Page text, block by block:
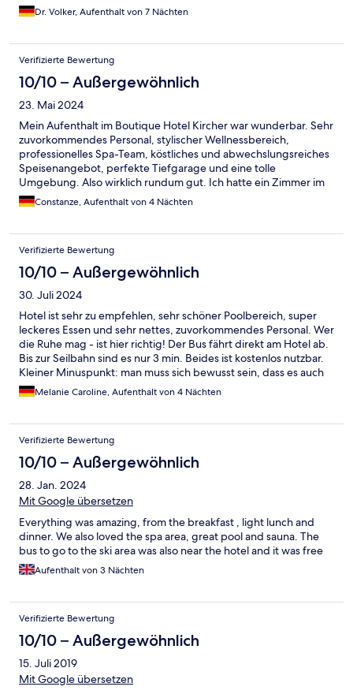
Dr. Volker, Aufenthalt von 7 Nächten
Verifizierte Bewertung
10/10 – Außergewöhnlich
23. Mai 2024
Mein Aufenthalt im Boutique Hotel Kircher war wunderbar. Sehr
zuvorkommendes Personal, stylischer Wellnessbereich,
professionelles Spa-Team, köstliches und abwechslungsreiches
Speisenangebot, perfekte Tiefgarage und eine tolle
Umgebung. Also wirklich rundum gut. Ich hatte ein Zimmer im
alten, nicht-renovierten Teil des Hotels gebucht, was völlig in
Ordnung, aber eben nicht hochmodern war. Super Matratze!
Wanduhr im Massageraum hat nervig laut getickt. Mir fehlte
Conditioner im zur Verfügung stehenden
Körperpflegesortiment.
Constanze, Aufenthalt von 4 Nächten
Verifizierte Bewertung
10/10 – Außergewöhnlich
30. Juli 2024
Hotel ist sehr zu empfehlen, sehr schöner Poolbereich, super
leckeres Essen und sehr nettes, zuvorkommendes Personal. Wer
die Ruhe mag - ist hier richtig! Der Bus fährt direkt am Hotel ab.
Bis zur Seilbahn sind es nur 3 min. Beides ist kostenlos nutzbar.
Kleiner Minuspunkt: man muss sich bewusst sein, dass es auch
etwas ältere Zimmer gibt. Auch die sind sehr groß und sauber
mit guten Betten, aber eben keinesfalls mit den modernen
wir waren ohnehin nur zum Schlafen auf dem Zimmer.
Insgesamt sejr empfehlenswert und ich würde jederzeit wieder
in diesem Hotel Urlaub buchen.
Melanie Caroline, Aufenthalt von 4 Nächten
Verifizierte Bewertung
10/10 – Außergewöhnlich
28. Jan. 2024
Mit Google übersetzen
Everything was amazing, from the breakfast , light lunch and
dinner. We also loved the spa area, great pool and sauna. The
bus to go to the ski area was also near the hotel and it was free
Aufenthalt von 3 Nächten
Verifizierte Bewertung
10/10 – Außergewöhnlich
15. Juli 2019
Mit Google übersetzen